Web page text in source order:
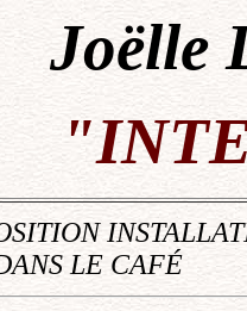
Joëlle
LE CAFÉ